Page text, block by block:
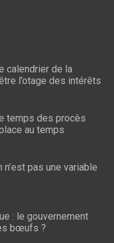
calendrier de la
l’otage des intérêts
temps des procès
au temps
pas une variable
: le gouvernement
bœufs ?